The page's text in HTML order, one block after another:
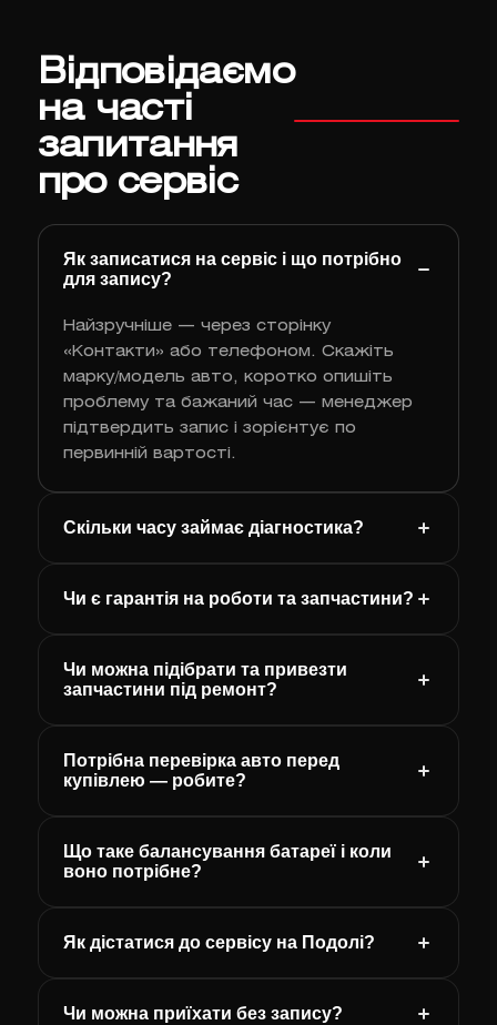
Відповідаємо
на часті
запитання
про сервіс
Як записатися на сервіс і що потрібно
для запису?
Найзручніше — через сторінку
«Контакти» або телефоном. Скажіть
марку/модель авто, коротко опишіть
проблему та бажаний час — менеджер
підтвердить запис і зорієнтує по
первинній вартості.
Скільки часу займає діагностика?
Чи є гарантія на роботи та запчастини?
Чи можна підібрати та привезти
запчастини під ремонт?
Потрібна перевірка авто перед
купівлею — робите?
Що таке балансування батареї і коли
воно потрібне?
Як дістатися до сервісу на Подолі?
Чи можна приїхати без запису?